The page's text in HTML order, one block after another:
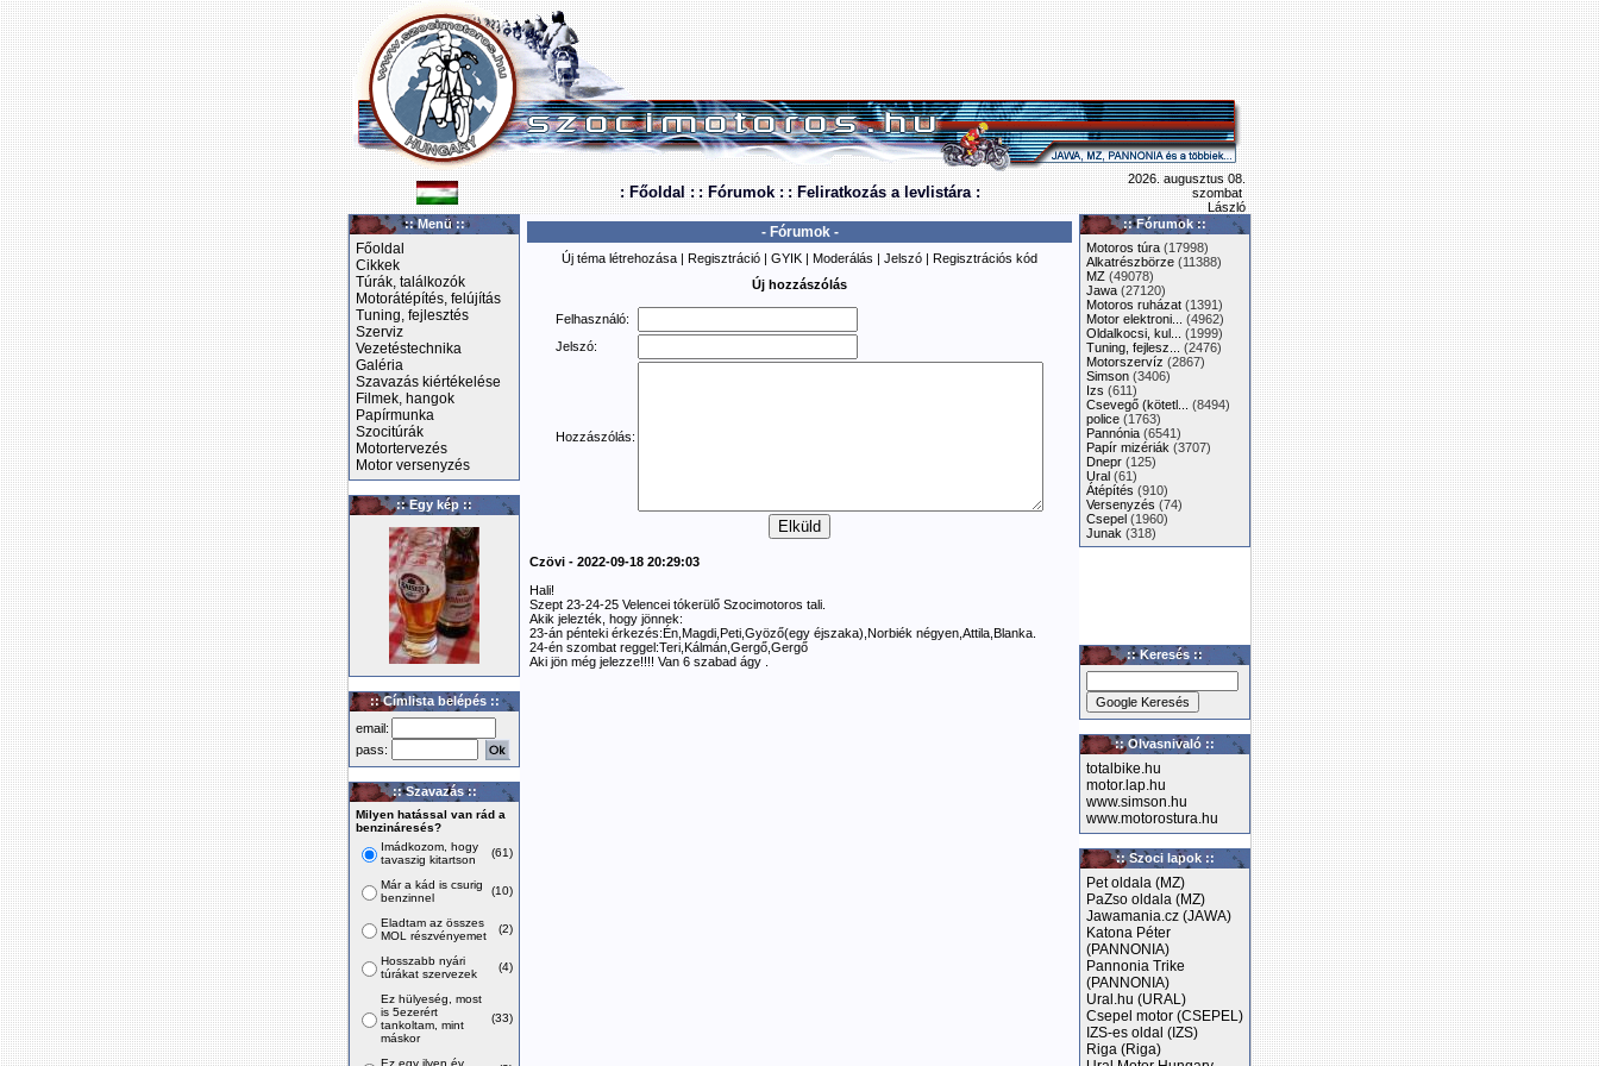
: Főoldal : : Fórumok : : Feliratkozás a levlistára :
2026. augusztus 08.
szombat
László
:: Menü ::
Főoldal
Cikkek
Túrák, találkozók
Motorátépítés, felújítás
Tuning, fejlesztés
Szerviz
Vezetéstechnika
Galéria
Szavazás kiértékelése
Filmek, hangok
Papírmunka
Szocitúrák
Motortervezés
Motor versenyzés
:: Egy kép ::
:: Címlista belépés ::
email:
pass:
:: Szavazás ::
Milyen hatással van rád a
benzináresés?
Imádkozom, hogy
tavaszig kitartson
(61)
Már a kád is csurig
benzinnel
(10)
Eladtam az összes
MOL részvényemet
(2)
Hosszabb nyári
túrákat szervezek
(4)
Ez hülyeség, most
is 5ezerért
tankoltam, mint
máskor
(33)
Ez egy ilyen év,
- Fórumok -
Új téma létrehozása | Regisztráció | GYIK | Moderálás | Jelszó | Regisztrációs kód
Új hozzászólás
Felhasználó:
Jelszó:
Hozzászólás:
Czövi - 2022-09-18 20:29:03
Hali!
Szept 23-24-25 Velencei tókerülő Szocimotoros tali.
Akik jelezték, hogy jönnek:
23-án pénteki érkezés:Én,Magdi,Peti,Gyöző(egy éjszaka),Norbiék négyen,Attila,Blanka.
24-én szombat reggel:Teri,Kálmán,Gergő,Gergő
Aki jön még jelezze!!!! Van 6 szabad ágy .
:: Fórumok ::
Motoros túra (17998)
Alkatrészbörze (11388)
MZ (49078)
Jawa (27120)
Motoros ruházat (1391)
Motor elektroni...
(4962)
Oldalkocsi, kul...
(1999)
Tuning, fejlesz...
(2476)
Motorszervíz (2867)
Simson (3406)
Izs (611)
Csevegő (kötetl...
(8494)
police (1763)
Pannónia (6541)
Papír mizériák (3707)
Dnepr (125)
Ural (61)
Átépítés (910)
Versenyzés (74)
Csepel (1960)
Junak (318)
:: Keresés ::
:: Olvasnivaló ::
totalbike.hu
motor.lap.hu
www.simson.hu
www.motorostura.hu
:: Szoci lapok ::
Pet oldala (MZ)
PaZso oldala (MZ)
Jawamania.cz (JAWA)
Katona Péter
(PANNONIA)
Pannonia Trike
(PANNONIA)
Ural.hu (URAL)
Csepel motor (CSEPEL)
IZS-es oldal (IZS)
Riga (Riga)